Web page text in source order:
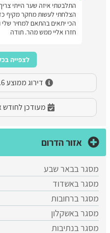
התלבטתי איזה שער הייתי
הצלחתי לעשות מחקר מקיף
הכי יתאים בהתאם למחיר שלי
חזרו אליי ממש מהר. תודה
לצפייה
דירוג ממוצע 4.6 לפי 430 דירוגים
מעודכן לחודש
אזור הדרום
מסגר בבאר שבע
​מסגר באשדוד
מסגר ברחובות
מסגר באשקלון
מסגר בנתיבות